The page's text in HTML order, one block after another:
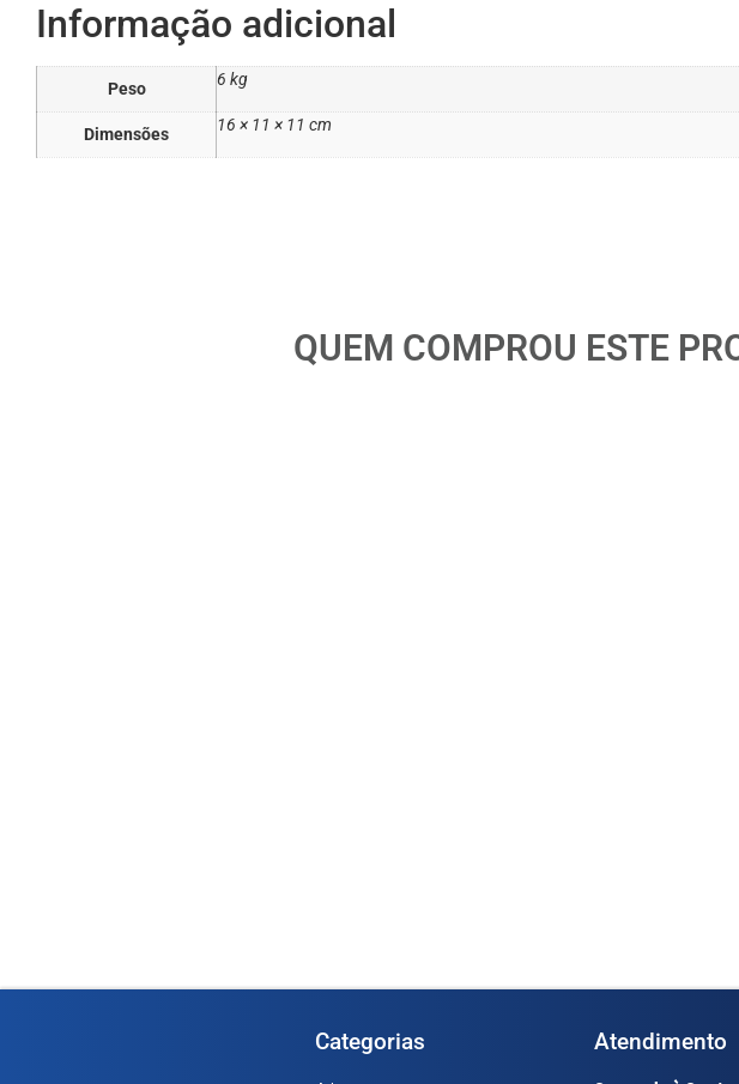
Informação adicional
Peso 6 kg
Dimensões 16 × 11 × 11 cm
QUEM COMPROU ESTE
Categorias Atendimento